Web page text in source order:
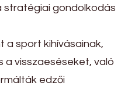
stratégiai gondolkodás
a sport kihívásainak,
a visszaeséseket, való
edzői